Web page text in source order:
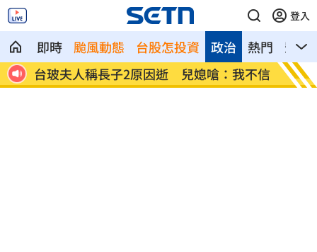
登入
即時 颱風動態 台股怎投資 熱門 影音
政治
酸
台玻夫人稱長子2原因逝 兒媳嗆：我不信 徐巧